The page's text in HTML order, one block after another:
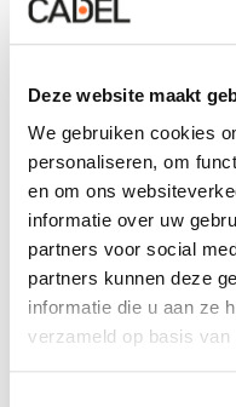
Deze website maakt
We gebruiken cookies
personaliseren, om
en om ons
informatie over uw
partners voor social
partners kunnen deze
informatie die u aan ze
verzameld op basis
Hulp krijgen
Heeft u technische
u de
telefonische
onder garantie.
Tutorial